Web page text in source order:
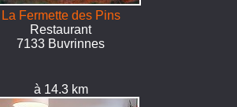
La Fermette des Pins
Restaurant
7133 Buvrinnes
à 14.3 km